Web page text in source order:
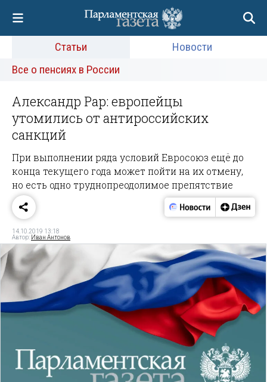
Статьи
Новости
Все о пенсиях в России
Александр Рар: европейцы
утомились от антироссийских
санкций
При выполнении ряда условий Евросоюз ещё до
конца текущего года может пойти на их отмену,
но есть одно труднопреодолимое препятствие
14.10.2019 13:18
Автор: Иван Антонов